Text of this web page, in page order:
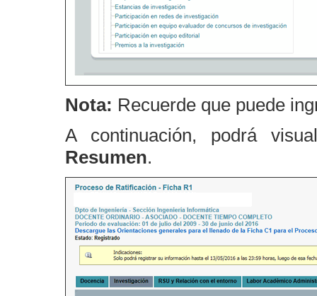
Nota: Recuerde que puede
A continuación, podrá
Resumen.